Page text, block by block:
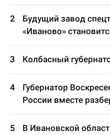
Будущий завод
«Иваново»
Колбасный
Губернатор
России вместе
В Ивановской